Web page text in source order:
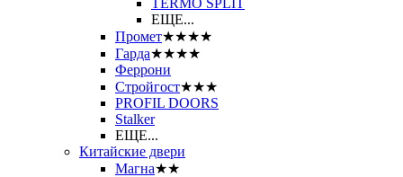
ЕЩЕ...
Промет★★★★
Гарда★★★★
Феррони
Стройгост★★★
PROFIL DOORS
Stalker
ЕЩЕ...
Китайские двери
Магна★★